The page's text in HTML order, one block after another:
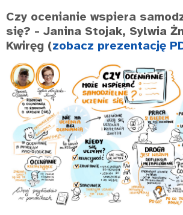
Czy ocenianie wspiera
się? - Janina Stojak, Sylwia
Kwiręg (zobacz prezentację